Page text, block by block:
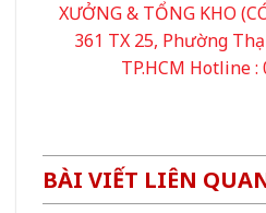
XƯỞNG & TỔNG KHO
361 TX 25, Phường
TP.HCM Hotline :
BÀI VIẾT LIÊN